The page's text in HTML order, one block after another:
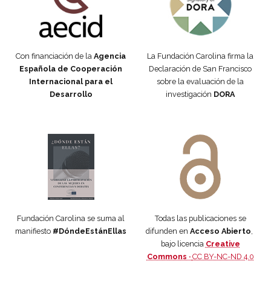
Con financiación de la Agencia
Española de Cooperación
Internacional para el
Desarrollo
La Fundación Carolina firma la
Declaración de San Francisco
sobre la evaluación de la
investigación DORA
Fundación Carolina se suma al
manifiesto #DóndeEstánEllas
Todas las publicaciones se
difunden en Acceso Abierto
bajo licencia Creative
Commons · CC BY-NC-ND 4.0